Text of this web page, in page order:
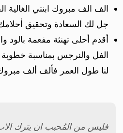
الف الف مبروك ابنتي الغالية
جل لك السعادة وتحقيق
أقدم أحلى تهنئة مفعمة بالود
الفل والنرجس بمناسبة خطوبة
لنا طول العمر فألف ألف
فليس من المُحبب ان يترك الاب